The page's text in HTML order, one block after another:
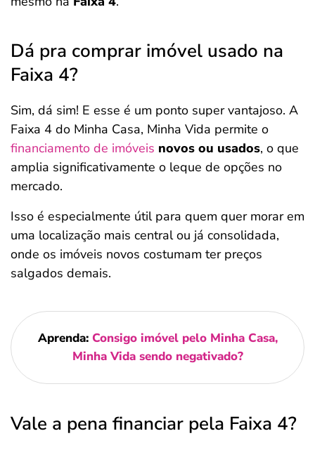
Dá pra comprar imóvel usado na
Faixa 4?
Sim, dá sim! E esse é um ponto super vantajoso. A
Faixa 4 do Minha Casa, Minha Vida permite o
financiamento de imóveis novos ou usados, o que
amplia significativamente o leque de opções no
mercado.
Isso é especialmente útil para quem quer morar em
uma localização mais central ou já consolidada,
onde os imóveis novos costumam ter preços
salgados demais.
Aprenda: Consigo imóvel pelo Minha Casa,
Minha Vida sendo negativado?
Vale a pena financiar pela Faixa 4?